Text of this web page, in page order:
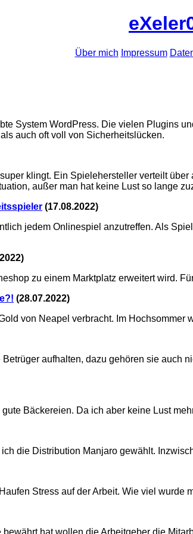
Über mich Impressum
System WordPress. Die vielen Plugins
auch oft voll von Sicherheitslücken.
klingt. Ein Spielehersteller verteilt
außer man hat keine Lust so lange
(17.08.2022)
jedem Onlinespiel anzutreffen. Als
)
zu einem Marktplatz erweitert wird.
(28.07.2022)
von Neapel verbracht. Im Hochsommer
aufhalten, dazu gehören sie auch
Bäckereien. Da ich aber keine Lust
die Distribution Manjaro gewählt.
Stress auf der Arbeit. Wie viel wurde
hat wollen die Arbeitgeber die